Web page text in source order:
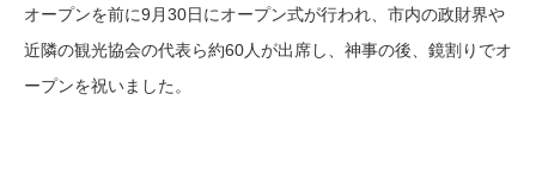
オープンを前に9月30日にオープン式が行われ、市内の政財界や
近隣の観光協会の代表ら約60人が出席し、神事の後、鏡割りでオ
ープンを祝いました。